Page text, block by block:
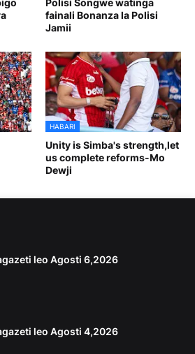
fainali Bonanza la Polisi
Jamii
HABARI
Unity is Simba's strength,let
us complete reforms-Mo
Dewji
leo Agosti 6,2026
leo Agosti 4,2026